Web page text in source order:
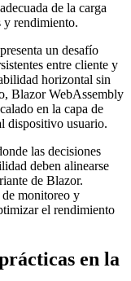
de la carga
y rendimiento.
un desafío
entre cliente y
horizontal sin
Blazor WebAssembly
en la capa de
dispositivo usuario.
las decisiones
deben alinearse
de Blazor.
de monitoreo y
el rendimiento
en la